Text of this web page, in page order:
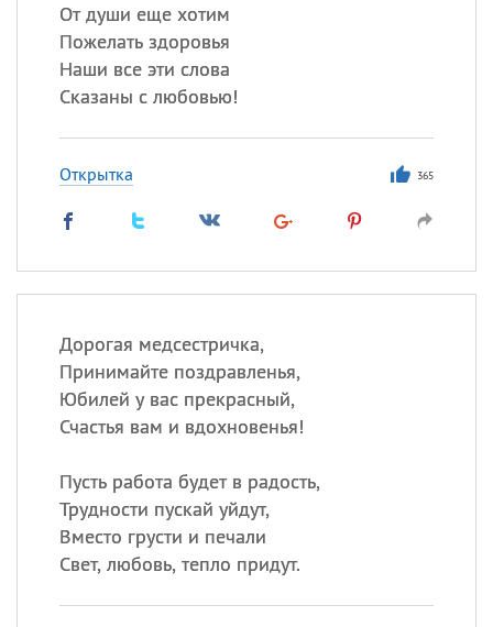
От души еще хотим
Пожелать здоровья
Наши все эти слова
Сказаны с любовью!
Открытка 365
Дорогая медсестричка,
Принимайте поздравленья,
Юбилей у вас прекрасный,
Счастья вам и вдохновенья!
Пусть работа будет в радость,
Трудности пускай уйдут,
Вместо грусти и печали
Свет, любовь, тепло придут.